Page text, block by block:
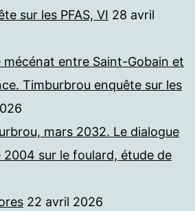
sur les PFAS, VI 28 avril
entre Saint-Gobain et
Timburbrou enquête sur les
mars 2032. Le dialogue
2004 sur le foulard, étude de
22 avril 2026